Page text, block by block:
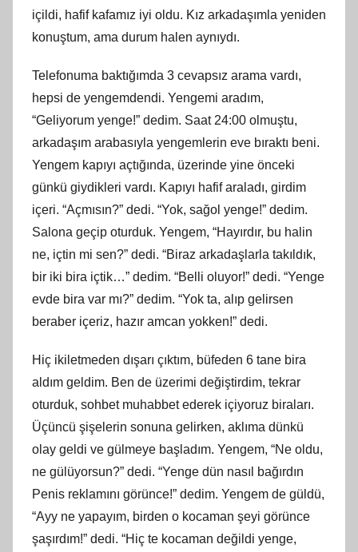
içildi, hafif kafamız iyi oldu. Kız arkadaşımla yeniden
konuştum, ama durum halen aynıydı.
Telefonuma baktığımda 3 cevapsız arama vardı,
hepsi de yengemdendi. Yengemi aradım,
“Geliyorum yenge!” dedim. Saat 24:00 olmuştu,
arkadaşım arabasıyla yengemlerin eve bıraktı beni.
Yengem kapıyı açtığında, üzerinde yine önceki
günkü giydikleri vardı. Kapıyı hafif araladı, girdim
içeri. “Açmısın?” dedi. “Yok, sağol yenge!” dedim.
Salona geçip oturduk. Yengem, “Hayırdır, bu halin
ne, içtin mi sen?” dedi. “Biraz arkadaşlarla takıldık,
bir iki bira içtik…” dedim. “Belli oluyor!” dedi. “Yenge
evde bira var mı?” dedim. “Yok ta, alıp gelirsen
beraber içeriz, hazır amcan yokken!” dedi.
Hiç ikiletmeden dışarı çıktım, büfeden 6 tane bira
aldım geldim. Ben de üzerimi değiştirdim, tekrar
oturduk, sohbet muhabbet ederek içiyoruz biraları.
Üçüncü şişelerin sonuna gelirken, aklıma dünkü
olay geldi ve gülmeye başladım. Yengem, “Ne oldu,
ne gülüyorsun?” dedi. “Yenge dün nasıl bağırdın
Penis reklamını görünce!” dedim. Yengem de güldü,
“Ayy ne yapayım, birden o kocaman şeyi görünce
şaşırdım!” dedi. “Hiç te kocaman değildi yenge,